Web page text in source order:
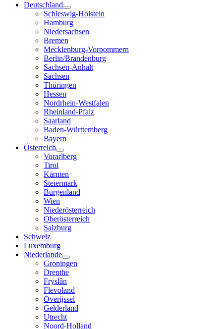
Deutschland
Schleswig-Holstein
Hamburg
Niedersachsen
Bremen
Mecklenburg-Vorpommern
Berlin/Brandenburg
Sachsen-Anhalt
Sachsen
Thüringen
Hessen
Nordrhein-Westfalen
Rheinland-Pfalz
Saarland
Baden-Württemberg
Bayern
Österreich
Vorarlberg
Tirol
Kärnten
Steiermark
Burgenland
Wien
Niederösterreich
Oberösterreich
Salzburg
Schweiz
Luxemburg
Niederlande
Groningen
Drenthe
Fryslân
Flevoland
Overijssel
Gelderland
Utrecht
Noord-Holland